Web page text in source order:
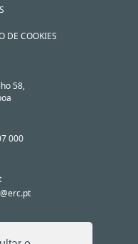
DE COOKIES
58,
000